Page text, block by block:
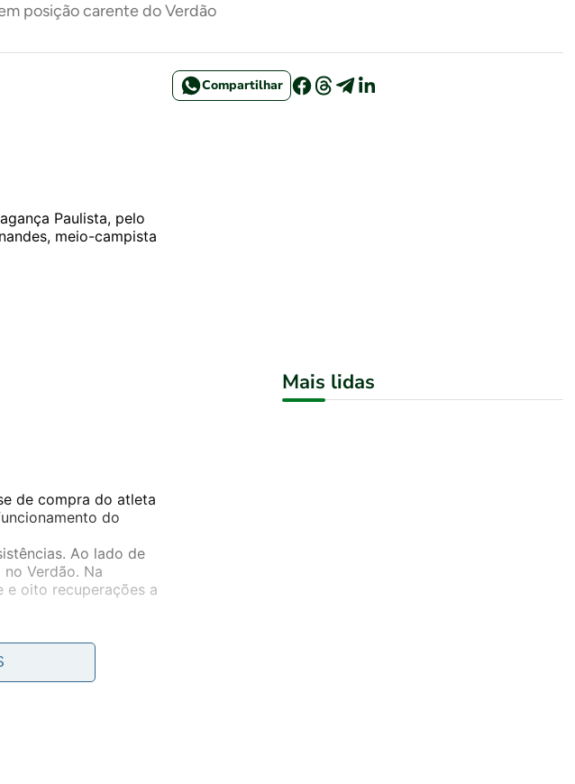
posição carente do Verdão
Compartilhar
Paulista, pelo
meio-campista
de compra do atleta
do
Ao lado de
Verdão. Na
e oito recuperações a
Mais lidas